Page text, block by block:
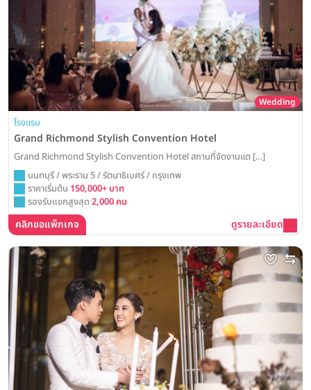
Wedding
โรงแรม
Grand Richmond Stylish Convention Hotel
Grand Richmond Stylish Convention Hotel สถานที่จัดงานแต […]
นนทบุรี / พระราม 5 / รัตนาธิเบศร์ / กรุงเทพ
ราคาเริ่มต้น 150,000+ บาท
รองรับแขกสูงสุด 2,000 คน
คลิกขอแพ็กเกจ ดูรายละเอียด